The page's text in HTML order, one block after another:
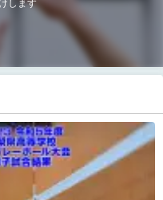
します